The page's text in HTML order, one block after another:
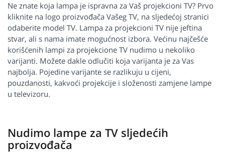
Ne znate koja lampa je ispravna za Vaš projekcioni TV? Prvo
kliknite na logo proizvođača Vašeg TV, na sljedećoj stranici
odaberite model TV. Lampa za projekcioni TV nije jeftina
stvar, ali s nama imate mogućnost izbora. Većinu najčešće
korišćenih lampi za projekcione TV nudimo u nekoliko
varijanti. Možete dakle odlučiti koja varijanta je za Vas
najbolja. Pojedine varijante se razlikuju u cijeni,
pouzdanosti, kakvoći projekcije i složenosti zamjene lampe
u televizoru.
Nudimo lampe za TV sljedećih
proizvođača